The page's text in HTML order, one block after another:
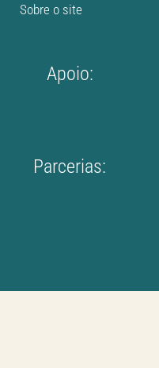
Sobre o site
Apoio:
Parcerias: